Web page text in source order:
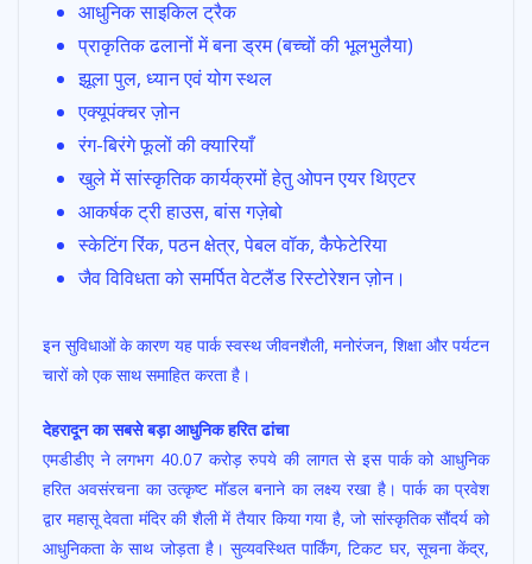
आधुनिक साइकिल ट्रैक
प्राकृतिक ढलानों में बना ड्रम (बच्चों की भूलभुलैया)
झूला पुल, ध्यान एवं योग स्थल
एक्यूपंक्चर ज़ोन
रंग-बिरंगे फूलों की क्यारियाँ
खुले में सांस्कृतिक कार्यक्रमों हेतु ओपन एयर थिएटर
आकर्षक ट्री हाउस, बांस गज़ेबो
स्केटिंग रिंक, पठन क्षेत्र, पेबल वॉक, कैफेटेरिया
जैव विविधता को समर्पित वेटलैंड रिस्टोरेशन ज़ोन।
इन सुविधाओं के कारण यह पार्क स्वस्थ जीवनशैली, मनोरंजन, शिक्षा और पर्यटन
चारों को एक साथ समाहित करता है।
देहरादून का सबसे बड़ा आधुनिक हरित ढांचा
एमडीडीए ने लगभग 40.07 करोड़ रुपये की लागत से इस पार्क को आधुनिक
हरित अवसंरचना का उत्कृष्ट मॉडल बनाने का लक्ष्य रखा है। पार्क का प्रवेश
द्वार महासू देवता मंदिर की शैली में तैयार किया गया है, जो सांस्कृतिक सौंदर्य को
आधुनिकता के साथ जोड़ता है। सुव्यवस्थित पार्किंग, टिकट घर, सूचना केंद्र,